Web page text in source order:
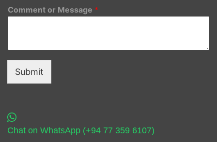
Comment or Message *
Submit
Chat on WhatsApp (+94 77 359 6107)